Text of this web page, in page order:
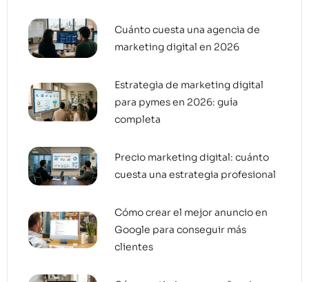
Cuánto cuesta una agencia de
marketing digital en 2026
Estrategia de marketing digital
para pymes en 2026: guía
completa
Precio marketing digital: cuánto
cuesta una estrategia profesional
Cómo crear el mejor anuncio en
Google para conseguir más
clientes